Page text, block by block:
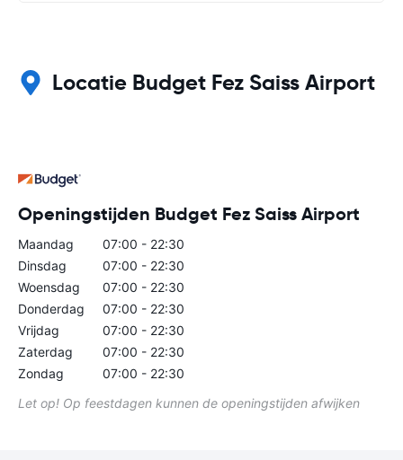
Locatie Budget Fez Saiss Airport
Openingstijden Budget Fez Saiss Airport
Maandag
07:00 - 22:30
Dinsdag
07:00 - 22:30
Woensdag
07:00 - 22:30
Donderdag
07:00 - 22:30
Vrijdag
07:00 - 22:30
Zaterdag
07:00 - 22:30
Zondag
07:00 - 22:30
Let op! Op feestdagen kunnen de openingstijden afwijken